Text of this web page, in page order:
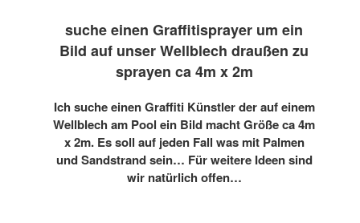
suche einen Graffitisprayer um ein
Bild auf unser Wellblech draußen zu
sprayen ca 4m x 2m
Ich suche einen Graffiti Künstler der auf einem
Wellblech am Pool ein Bild macht Größe ca 4m
x 2m. Es soll auf jeden Fall was mit Palmen
und Sandstrand sein… Für weitere Ideen sind
wir natürlich offen…